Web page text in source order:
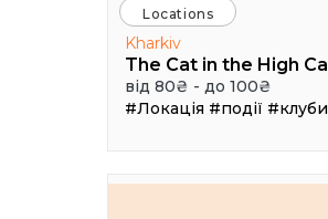
Locations
Kharkiv
від 80₴ - до 100₴
#Локація #події #клуби